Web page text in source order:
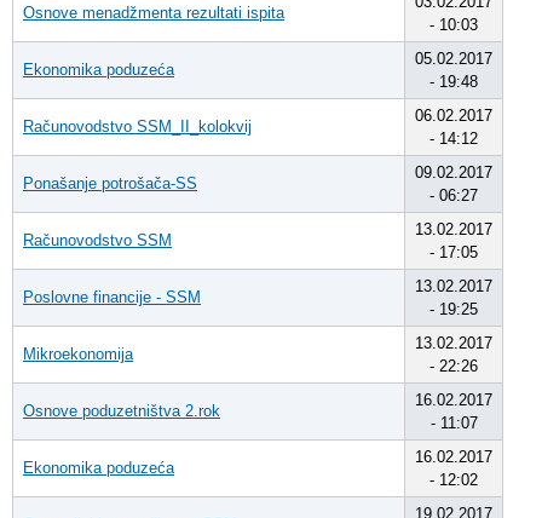
Osnove menadžmenta rezultati ispita
- 10:03
Ekonomika poduzeća
05.02.2017
- 19:48
Računovodstvo SSM_II_kolokvij
06.02.2017
- 14:12
Ponašanje potrošača-SS
09.02.2017
- 06:27
Računovodstvo SSM
13.02.2017
- 17:05
Poslovne financije - SSM
13.02.2017
- 19:25
Mikroekonomija
13.02.2017
- 22:26
Osnove poduzetništva 2.rok
16.02.2017
- 11:07
Ekonomika poduzeća
16.02.2017
- 12:02
19.02.2017